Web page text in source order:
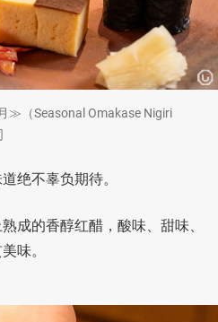
≫（Seasonal Omakase Nigiri
绝不辜负期待。
成的香醇红醋，酸味、甜味、
味。